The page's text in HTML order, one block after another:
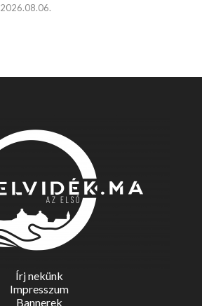
2026.08.06.
Írj nekünk
Impresszum
Bannerek